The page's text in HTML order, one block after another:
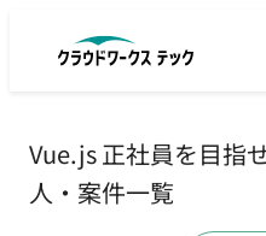
Vue.js 正社員を目指
人・案件一覧